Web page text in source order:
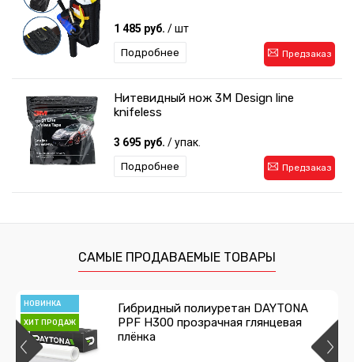
1 485 руб. / шт
Предзаказ
Подробнее
Нитевидный нож 3M Design line
knifeless
3 695 руб. / упак.
Предзаказ
Подробнее
215 руб./ шт
САМЫЕ ПРОДАВАЕМЫЕ ТОВАРЫ
НОВИНКА
ХИТ ПРОДАЖ
Гибридный полиуретан DAYTONA
PPF H300 прозрачная глянцевая
плёнка